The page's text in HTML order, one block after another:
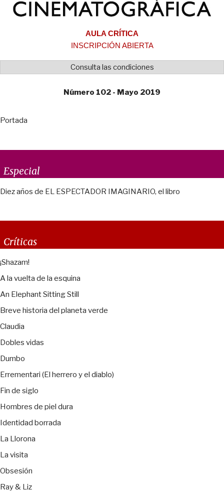
AULA CRÍTICA
INSCRIPCIÓN ABIERTA
Consulta las condiciones
Número 102 - Mayo 2019
Portada
Especial
Diez años de EL ESPECTADOR IMAGINARIO, el libro
Críticas
¡Shazam!
A la vuelta de la esquina
An Elephant Sitting Still
Breve historia del planeta verde
Claudia
Dobles vidas
Dumbo
Errementari (El herrero y el diablo)
Fin de siglo
Hombres de piel dura
Identidad borrada
La Llorona
La visita
Obsesión
Ray & Liz